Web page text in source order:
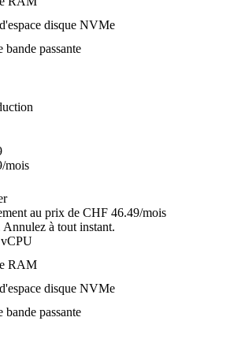
d'espace disque NVMe
bande passante
/mois
au prix de CHF 46.49/mois
Annulez à tout instant.
RAM
d'espace disque NVMe
bande passante